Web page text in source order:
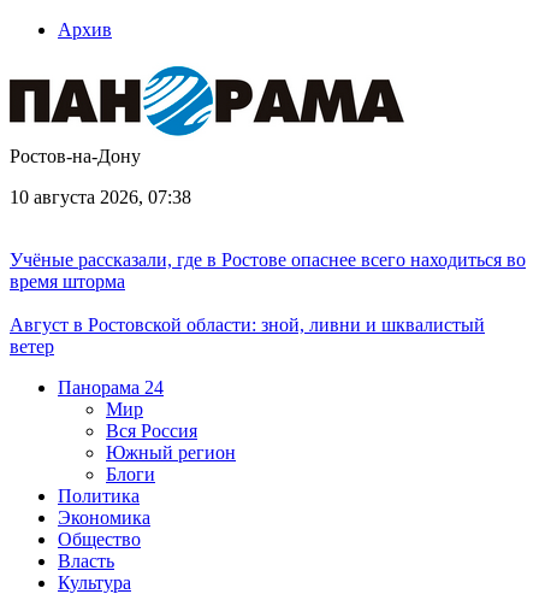
Архив
Ростов-на-Дону
10 августа 2026, 07:38
Учёные рассказали, где в Ростове опаснее всего находиться во
время шторма
Август в Ростовской области: зной, ливни и шквалистый
ветер
Панорама 24
Мир
Вся Россия
Южный регион
Блоги
Политика
Экономика
Общество
Власть
Культура